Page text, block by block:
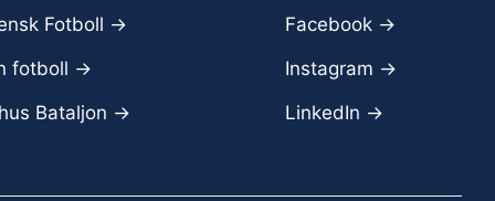
Fotboll ->
fotboll ->
Bataljon ->
Facebook ->
Instagram ->
LinkedIn ->